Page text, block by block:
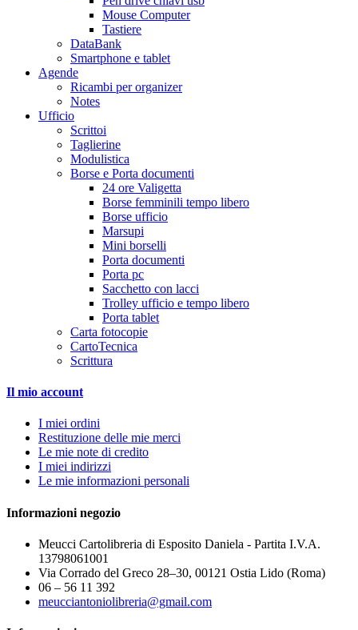
Mouse Computer
Tastiere
DataBank
Smartphone e tablet
Agende
Ricambi per organizer
Notes
Ufficio
Scrittoi
Taglierine
Modulistica
Borse e Porta documenti
24 ore Valigetta
Borse femminili tempo libero
Borse ufficio
Marsupi
Mini borselli
Porta documenti
Porta pc
Sacchetto con lacci
Trolley ufficio e tempo libero
Porta tablet
Carta fotocopie
CartoTecnica
Scrittura
Il mio account
I miei ordini
Restituzione delle mie merci
Le mie note di credito
I miei indirizzi
Le mie informazioni personali
Informazioni negozio
Meucci Cartolibreria di Esposito Daniela - Partita I.V.A.
13798061001
Via Corrado del Greco 28–30, 00121 Ostia Lido (Roma)
06 – 56 11 392
meucciantoniolibreria@gmail.com